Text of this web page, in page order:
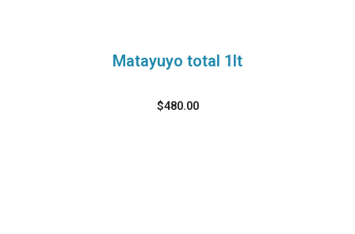
Matayuyo total 1lt
$480.00